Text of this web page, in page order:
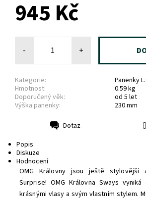
945 Kč
- +
Kategorie:
Panenky
Hmotnost:
0.59 kg
Doporučený věk:
od 5 let
Výška panenky:
230 mm
Dotaz
Popis
Diskuze
Hodnocení
OMG Královny jsou ještě stylovější
Surprise! OMG Královna Sways
krásnými vlasy a svým vlastním stylem.